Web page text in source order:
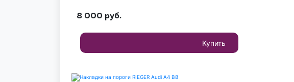
8 000 руб.
Купить